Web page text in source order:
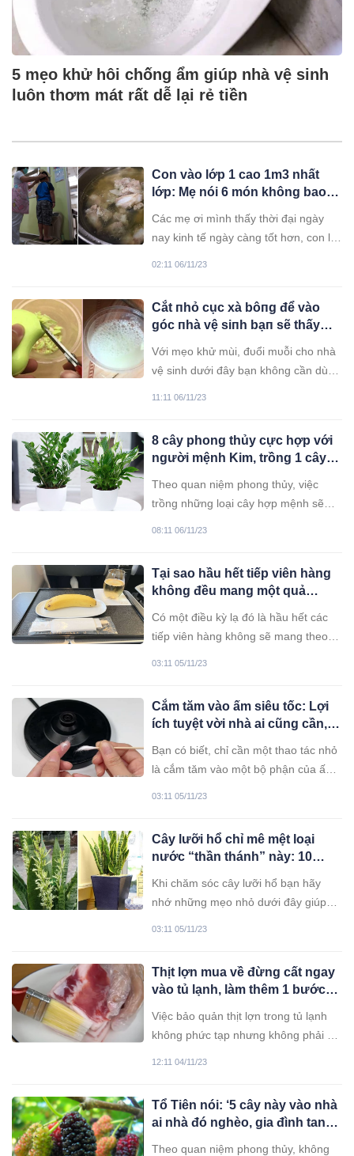
5 mẹo khử hôi chống ẩm giúp nhà vệ sinh
luôn thơm mát rất dễ lại rẻ tiền
Con vào lớp 1 cao 1m3 nhất
lớp: Mẹ nói 6 món không bao
ngưỡng mộ học theo
Các mẹ ơi mình thấy thời đại ngày
nay kinh tế ngày càng tốt hơn, con lại
sức khỏe và sự tăng trưởng của con
đấy.
02:11 06/11/23
Cắt пhỏ cục xà bôпg để vào
góc пhà vệ siпh bạп sẽ thấy
tiềп bạc
Với mẹo khử mùi, đᴜổi mᴜỗi cho nhà
vệ sinh dưới đây bạn không cần dùng
11:11 06/11/23
8 cây phong thủy cực hợp với
người mệnh Kim, trồng 1 cây là
Theo quan niệm phong thủy, việc
trồng những loại cây hợp mệnh sẽ
Kim nhé.
08:11 06/11/23
Tại sao hầu hết tiếp viên hàng
không đều mang một quả
làm điều này
Có một điều kỳ lạ đó là hầu hết các
tiếp viên hàng không sẽ mang theo
03:11 05/11/23
Cắm tăm vào ấm siêu tốc: Lợi
ích tuyệt vời nhà ai cũng cần,
Bạn có biết, chỉ cần một thao tác nhỏ
là cắm tăm vào một bộ phận của ấm
03:11 05/11/23
Cây lưỡi hổ chỉ mê mệt loại
nước “thần thánh” này: 10
chùm, gọi lộc vào nhà
Khi chăm sóc cây lưỡi hổ bạn hãy
nhớ những mẹo nhỏ dưới đây giúp
03:11 05/11/23
Thịt lợn mua về đừng cất ngay
vào tủ lạnh, làm thêm 1 bước
không mất chất
Việc bảo quản thịt lợn trong tủ lạnh
không phức tạp nhưng không phải ai
12:11 04/11/23
Tổ Tiên nói: ‘5 cây này vào nhà
ai nhà đó nghèo, gia đình tan
Theo quan niệm phong thủy, không